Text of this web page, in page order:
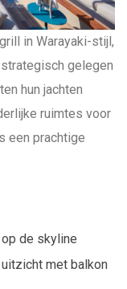
in Warayaki-stijl,
gelegen
hun jachten
ruimtes voor
een prachtige
de skyline
met balkon